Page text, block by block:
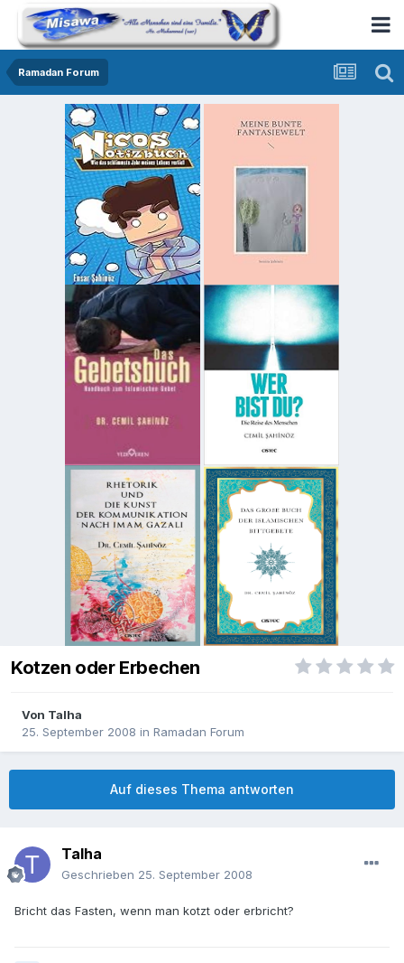
Ramadan Forum
Kotzen oder Erbechen
Von Talha
25. September 2008 in Ramadan Forum
Auf dieses Thema antworten
Talha
Geschrieben 25. September 2008
Bricht das Fasten, wenn man kotzt oder erbricht?